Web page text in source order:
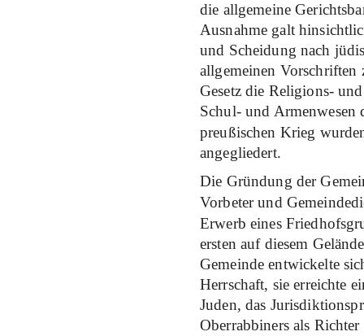
die allgemeine
Ausnahme galt
und Scheidung nach
allgemeinen Vorschriften
Gesetz die Religions-
Schul- und Armenwesen
preußischen Krieg
angegliedert.
Die Gründung der
Vorbeter und
Erwerb eines
ersten auf diesem
Gemeinde entwickelte
Herrschaft, sie erreichte
Juden, das
Oberrabbiners als